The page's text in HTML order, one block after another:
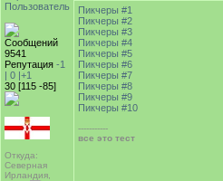
Пользователь
Сообщений
9541
Репутация -1
| 0 |+1
30 [115 -85]
Откуда:
Северная
Ирландия,
Пикчеры #1
Пикчеры #2
Пикчеры #3
Пикчеры #4
Пикчеры #5
Пикчеры #6
Пикчеры #7
Пикчеры #8
Пикчеры #9
Пикчеры #10
-----------
все это тест